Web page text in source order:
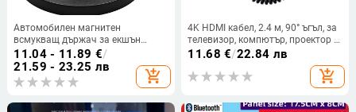
Автомобилен магнитен
всмукващ държач за екшън
камери GoPro, Insta360 и DJI
11.04 - 11.89 €/
21.59 - 23.25 лв
add_shopping_cart
4K HDMI кабел, 2.4 м, 90° ъгъл, за
телевизор, компютър, проектор и
камера
11.68 €/22.84 лв
add_shopping_cart